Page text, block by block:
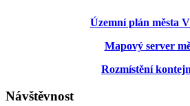
Územní plán města
Mapový server
Rozmístění
Návštěvnost